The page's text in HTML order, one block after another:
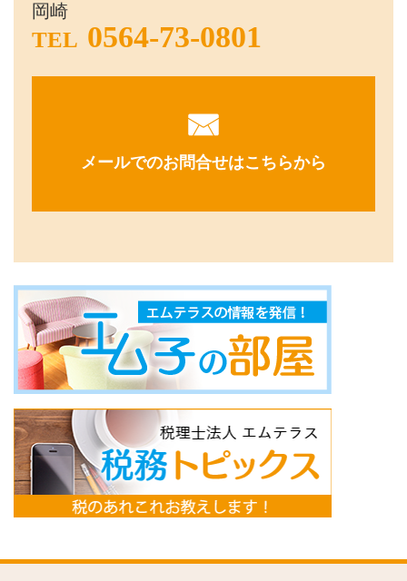
岡崎
TEL 0564-73-0801
メールでのお問合せはこちらから